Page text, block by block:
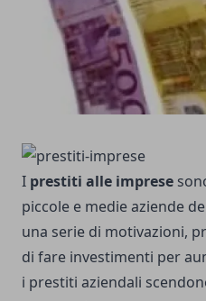
I prestiti alle imprese
piccole e medie aziende
una serie di motivazioni,
di fare investimenti per
i prestiti aziendali